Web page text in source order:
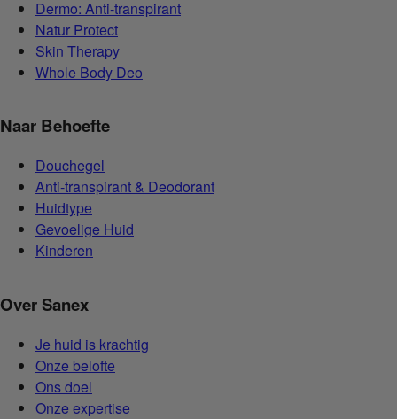
Dermo: Anti-transpirant
Natur Protect
Skin Therapy
Whole Body Deo
Naar Behoefte
Douchegel
Anti-transpirant & Deodorant
Huidtype
Gevoelige Huid
Kinderen
Over Sanex
Je huid is krachtig
Onze belofte
Ons doel
Onze expertise